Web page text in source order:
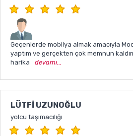
Geçenlerde mobilya almak amacıyla
yaptım ve gerçekten çok memnun
harika
devamı...
LÜTFI UZUNOĞLU
yolcu taşımacılığı